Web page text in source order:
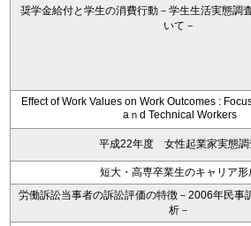
奨学金給付と学生の消費行動－学生生活実態調
いて－
Effect of Work Values on Work Outcomes :
aｎd Technical Workers
平成22年度 女性起業家実態調
短大・高専卒業生のキャリア形
労働訴訟当事者の訴訟評価の特徴－2006年民事
析－